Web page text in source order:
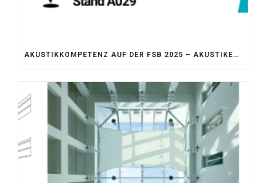
AKUSTIKKOMPETENZ AUF DER FSB 2025 – AKUSTIKELEMENTE FÜR DIE LEBENSRÄUME VON MORGEN